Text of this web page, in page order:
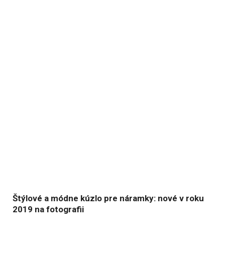
Štýlové a módne kúzlo pre náramky: nové v roku
2019 na fotografii